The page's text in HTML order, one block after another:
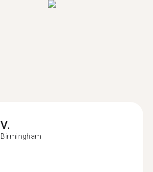
V.
Birmingham